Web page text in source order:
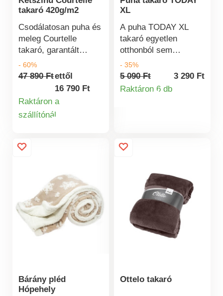
takaró 420g/m2
Csodálatosan puha és
meleg Courtelle
takaró, garantált
minőség. Kétszínű,
poliamid szegéllyel és
dupla varrással. Súly
420 g/m².
Franciaországban
készült. 40°C-on
- 60%
47 890 Ftettől
16 790 Ft
Raktáron a
szállítónálTermékinformációk
XL
A puha TODAY XL
takaró egyetlen
otthonból sem
hiányozhat.
Kellemesen puha és
gyorsan felmelegszik.
Színválaszték 150 x
200 cm 150 x 200 cm
- 35%
5 090 Ft
3 290 Ft
Raktáron 6 db
Bárány pléd
Hópehely
Ottelo takaró